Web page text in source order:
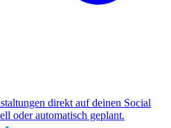
direkt auf deinen Social
oder automatisch geplant.